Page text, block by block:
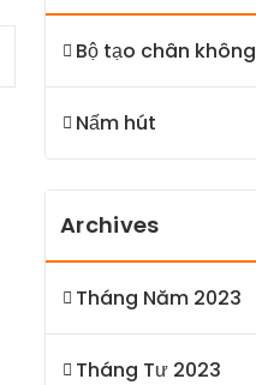
Bộ tạo chân không
Nấm hút
Archives
Tháng Năm 2023
Tháng Tư 2023